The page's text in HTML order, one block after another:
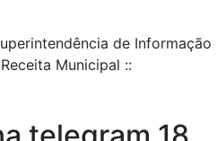
de Informação
Municipal ::